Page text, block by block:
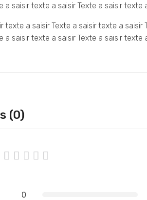
a saisir texte a saisir Texte a saisir texte
texte a saisir Texte a saisir texte a
a saisir texte a saisir Texte a saisir texte
(0)
0